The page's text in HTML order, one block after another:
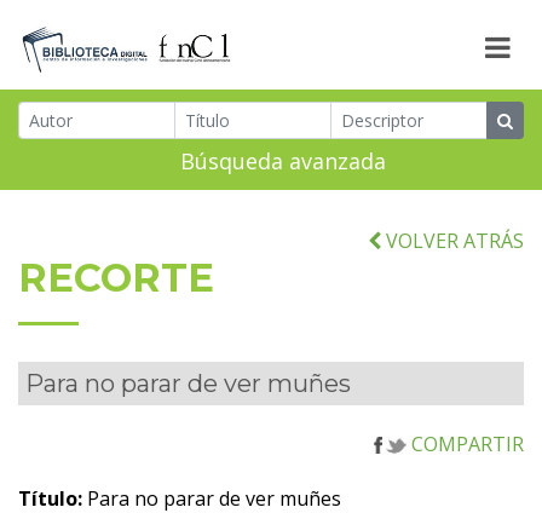
Búsqueda avanzada
VOLVER ATRÁS
RECORTE
Para no parar de ver muñes
COMPARTIR
Título: Para no parar de ver muñes